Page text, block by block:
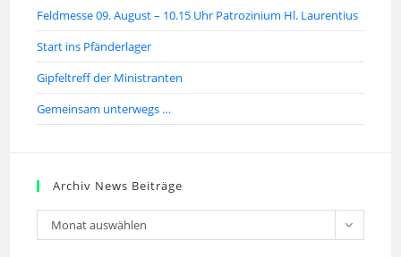
Feldmesse 09. August – 10.15 Uhr Patrozinium Hl. Laurentius
Start ins Pfänderlager
Gipfeltreff der Ministranten
Gemeinsam unterwegs …
Archiv News Beiträge
Monat auswählen